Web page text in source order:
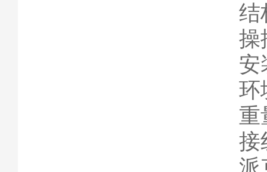
结
操
安
环
重
接
派